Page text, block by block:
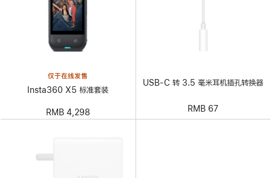
仅于在线发售
Insta360 X5 标准套装
RMB 4,298
USB-C 转 3.5 毫米耳机插孔转换器
RMB 67